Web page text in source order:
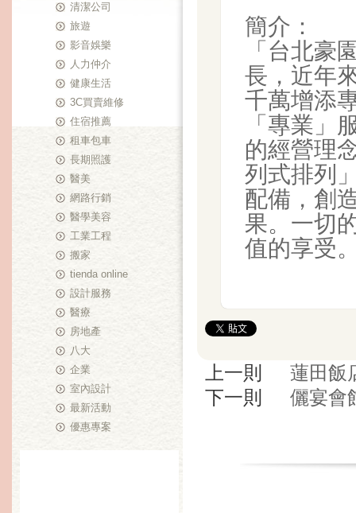
清潔公司
旅遊
影音娛樂
人力仲介
健康生活
3C買賣維修
住宿推薦
租車包車
長期照護
醫美
網路行銷
醫學美容
工業工程
搬家
tienda online
設計服務
醫療
房地產
八大
企業
室內設計
最新活動
優惠專案
簡介：
「台北豪
長，近年
千萬增添
「專業」
的經營理
列式排列
配備，創
果。一切
值的享受
上一則
蓮田飯
下一則
儷宴會